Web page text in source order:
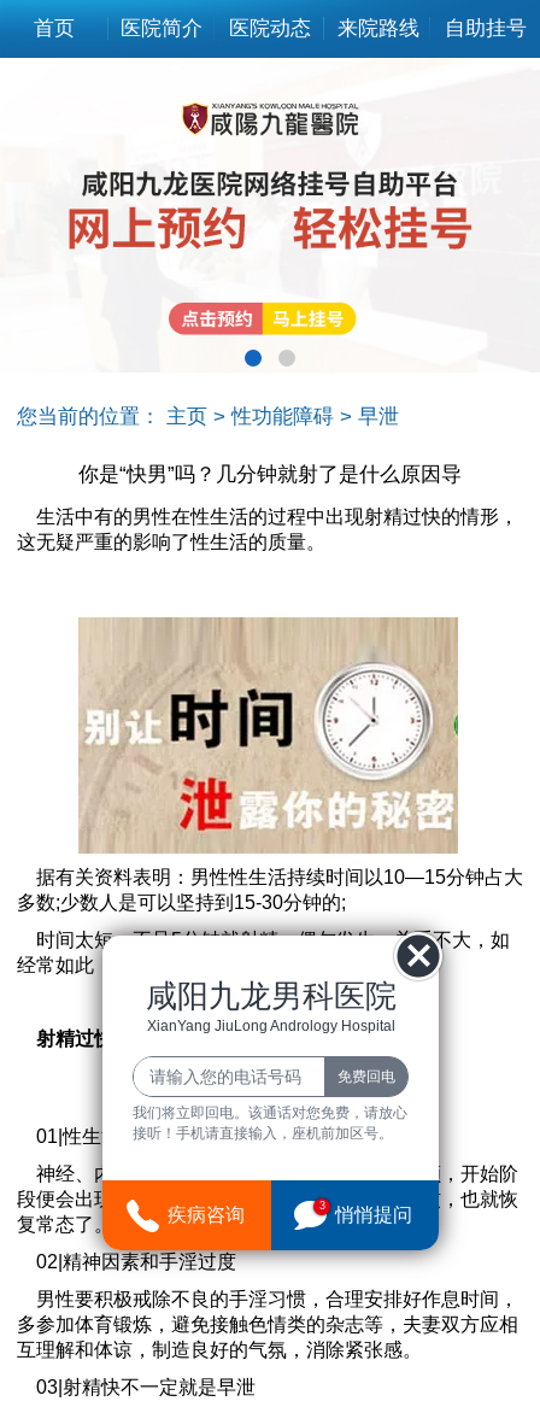
首页 医院简介 医院动态 来院路线 自助挂号
您当前的位置： 主页 >性功能障碍 > 早泄
你是“快男”吗？几分钟就射了是什么原因导
生活中有的男性在性生活的过程中出现射精过快的情形，
这无疑严重的影响了性生活的质量。
据有关资料表明：男性性生活持续时间以10—15分钟占大
多数;少数人是可以坚持到15-30分钟的;
时间太短，不足5分钟就射精，偶尔发生，关系不大，如
经常如此，需要考虑是否需要接受治疗。
射精过快是什么原因导致的?
01|性生活初期阶段未完全适应
神经、内分泌活动的各个环节，还没有全部理顺，开始阶
段便会出现射精过早的现象，以后逐步适应与习惯，也就恢
复常态了。
02|精神因素和手淫过度
男性要积极戒除不良的手淫习惯，合理安排好作息时间，
多参加体育锻炼，避免接触色情类的杂志等，夫妻双方应相
互理解和体谅，制造良好的气氛，消除紧张感。
03|射精快不一定就是早泄
咸阳九龙男科医院
XianYang JiuLong Andrology Hospital
我们将立即回电。该通话对您免费，请放心
接听！手机请直接输入，座机前加区号。
疾病咨询 3 悄悄提问